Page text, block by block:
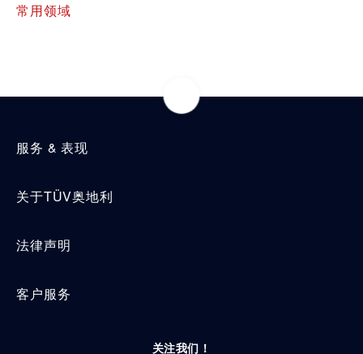
常用领域
服务 & 表现
关于TÜV奥地利
法律声明
客户服务
关注我们！